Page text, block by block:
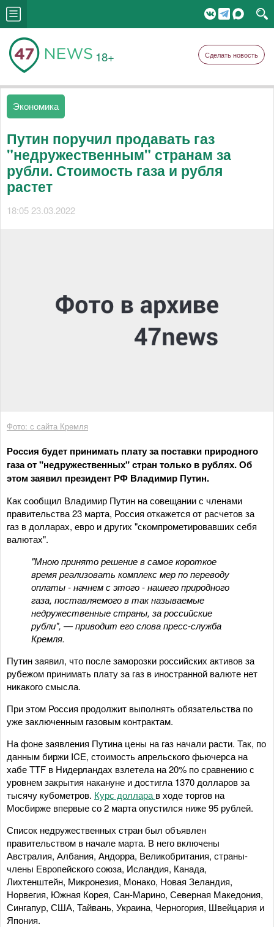
18+ Сделать новость
Экономика
Путин поручил продавать газ
"недружественным" странам за
рубли. Стоимость газа и рубля
растет
18:05 23.03.2022
Фото: с сайта Кремля
Россия будет принимать плату за поставки природного
газа от "недружественных" стран только в рублях. Об
этом заявил президент РФ Владимир Путин.
Как сообщил Владимир Путин на совещании с членами
правительства 23 марта, Россия откажется от расчетов за
газ в долларах, евро и других "скомпрометировавших себя
валютах".
"Мною принято решение в самое короткое
время реализовать комплекс мер по переводу
оплаты - начнем с этого - нашего природного
газа, поставляемого в так называемые
недружественные страны, за российские
рубли", — приводит его слова пресс-служба
Кремля.
Путин заявил, что после заморозки российских активов за
рубежом принимать плату за газ в иностранной валюте нет
никакого смысла.
При этом Россия продолжит выполнять обязательства по
уже заключенным газовым контрактам.
На фоне заявления Путина цены на газ начали расти. Так, по
данным биржи ICE, стоимость апрельского фьючерса на
хабе TTF в Нидерландах взлетела на 20% по сравнению с
уровнем закрытия накануне и достигла 1370 долларов за
тысячу кубометров. Курс доллара в ходе торгов на
Мосбирже впервые со 2 марта опустился ниже 95 рублей.
Список недружественных стран был объявлен
правительством в начале марта. В него включены
Австралия, Албания, Андорра, Великобритания, страны-
члены Европейского союза, Исландия, Канада,
Лихтенштейн, Микронезия, Монако, Новая Зеландия,
Норвегия, Южная Корея, Сан-Марино, Северная Македония,
Сингапур, США, Тайвань, Украина, Черногория, Швейцария и
Япония.